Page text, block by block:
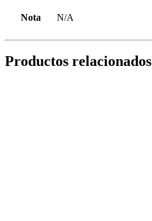
Nota N/A
Productos relacionados